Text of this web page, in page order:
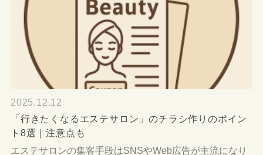
2025.12.12
「行きたくなるエステサロン」のチラシ作りのポイン
ト8選｜注意点も
エステサロンの集客手段はSNSやWeb広告が主流になり